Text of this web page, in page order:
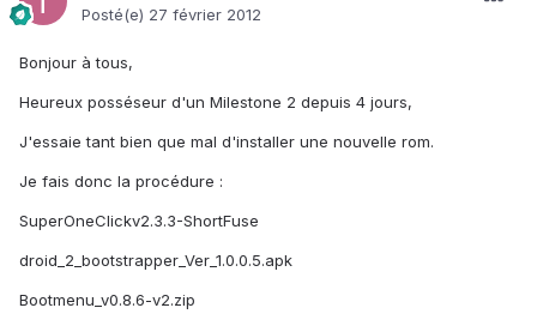
Posté(e) 27 février 2012
Bonjour à tous,
Heureux posséseur d'un Milestone 2 depuis 4 jours,
J'essaie tant bien que mal d'installer une nouvelle rom.
Je fais donc la procédure :
SuperOneClickv2.3.3-ShortFuse
droid_2_bootstrapper_Ver_1.0.0.5.apk
Bootmenu_v0.8.6-v2.zip